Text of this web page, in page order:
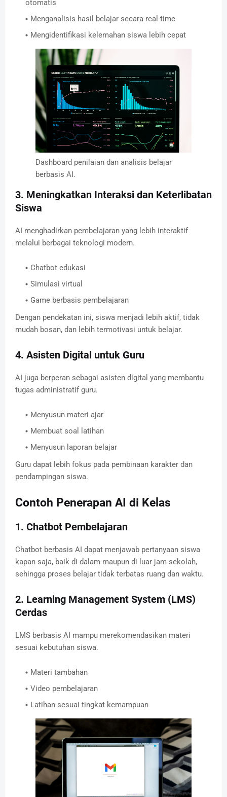
otomatis
Menganalisis hasil belajar secara real-time
Mengidentifikasi kelemahan siswa lebih cepat
Dashboard penilaian dan analisis belajar
berbasis AI.
3. Meningkatkan Interaksi dan Keterlibatan
Siswa
AI menghadirkan pembelajaran yang lebih interaktif
melalui berbagai teknologi modern.
Chatbot edukasi
Simulasi virtual
Game berbasis pembelajaran
Dengan pendekatan ini, siswa menjadi lebih aktif, tidak
mudah bosan, dan lebih termotivasi untuk belajar.
4. Asisten Digital untuk Guru
AI juga berperan sebagai asisten digital yang membantu
tugas administratif guru.
Menyusun materi ajar
Membuat soal latihan
Menyusun laporan belajar
Guru dapat lebih fokus pada pembinaan karakter dan
pendampingan siswa.
Contoh Penerapan AI di Kelas
1. Chatbot Pembelajaran
Chatbot berbasis AI dapat menjawab pertanyaan siswa
kapan saja, baik di dalam maupun di luar jam sekolah,
sehingga proses belajar tidak terbatas ruang dan waktu.
2. Learning Management System (LMS)
Cerdas
LMS berbasis AI mampu merekomendasikan materi
sesuai kebutuhan siswa.
Materi tambahan
Video pembelajaran
Latihan sesuai tingkat kemampuan